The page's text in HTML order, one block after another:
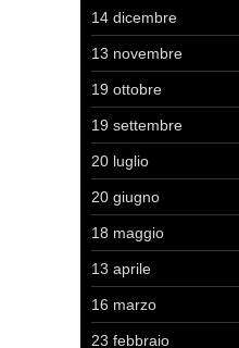
14 dicembre
13 novembre
19 ottobre
19 settembre
20 luglio
20 giugno
18 maggio
13 aprile
16 marzo
23 febbraio